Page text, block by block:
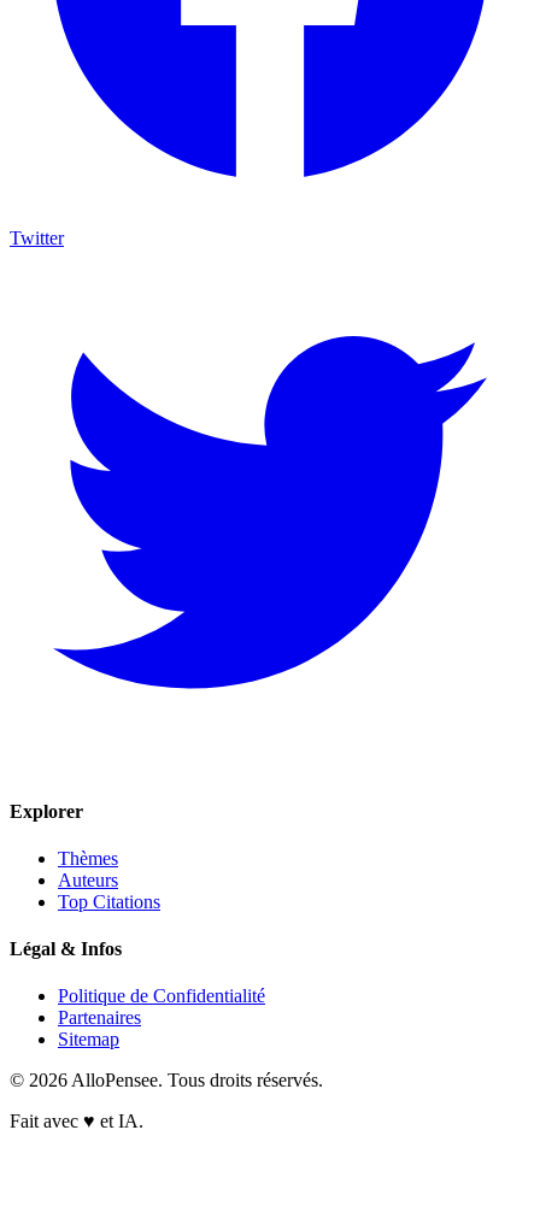
Twitter
Explorer
Thèmes
Auteurs
Top Citations
Légal & Infos
Politique de Confidentialité
Partenaires
Sitemap
© 2026 AlloPensee. Tous droits réservés.
Fait avec ♥ et IA.